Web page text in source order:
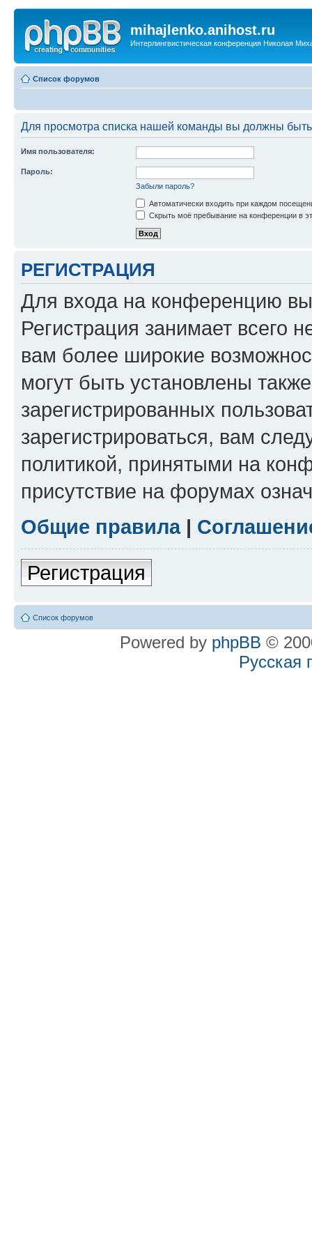
mihajlenko.anihost.ru
Интерлингвистическая конференция Николая
Список форумов
Для просмотра списка нашей команды вы должны
Имя пользователя:
Пароль:
Забыли пароль?
Автоматически входить при каждом
Скрыть моё пребывание на конференции в
РЕГИСТРАЦИЯ
Для входа на конференцию
Регистрация занимает всего
вам более широкие
могут быть установлены
зарегистрированных
зарегистрироваться, вам
политикой, принятыми на
присутствие на форумах
Общие правила|
Регистрация
Список форумов
Powered by phpBB ©
Русская